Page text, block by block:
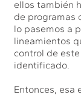
ellos también
de programas
lo pasemos a
lineamientos
control de
identificado.
Entonces, esa